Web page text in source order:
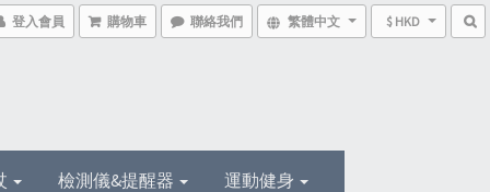
登入會員 購物車 聯絡我們 繁體中文 $ HKD
檢測儀&提醒器 運動健身